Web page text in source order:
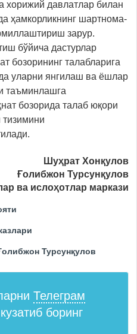
хорижий давлатлар билан
ҳамкорликнинг шартнома-
зарур.
бўйича дастурлар
бозорининг талабларига
уларни янгилаш ва ёшлар
таъминлашга
бозорида талаб юқори
тизимини
Шуҳрат Хонқулов
Ғолибжон Турсунқулов
ва ислоҳотлар маркази
Турсунқулов
Телеграм
боринг